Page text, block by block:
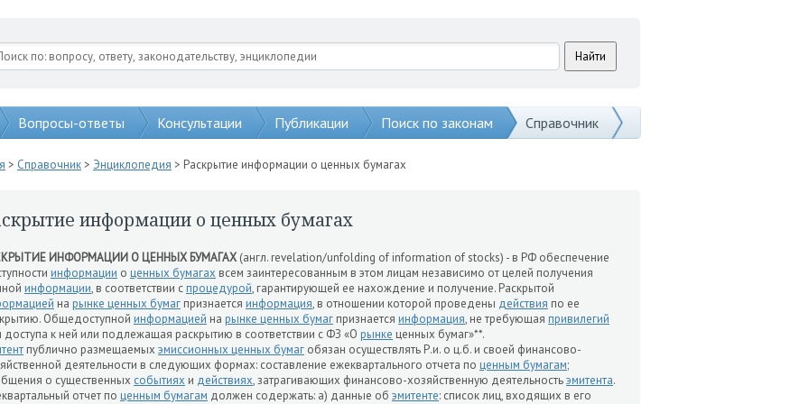
Вопросы-ответы Консультации Публикации Поиск по законам Справочник
> Справочник> Энциклопедия > Раскрытие информации о ценных бумагах
информации о ценных бумагах
ИНФОРМАЦИИ О ЦЕННЫХ БУМАГАХ (англ. revelation/unfolding of information of stocks) - в РФ обеспечение
информации о ценных бумагах всем заинтересованным в этом лицам независимо от целей получения
информации, в соответствии спроцедурой, гарантирующей ее нахождение и получение. Раскрытой
на рынке ценных бумаг признается информация, в отношении которой проведены действия по ее
Общедоступной информацией на рынке ценных бумаг признается информация, не требующая привилегий
доступа к ней или подлежащая раскрытию в соответствии с ФЗ «О рынке ценных бумаг»**.
публично размещаемых эмиссионных ценных бумаг обязан осуществлять Р.и. о ц.б. и своей финансово-
деятельности в следующих формах: составление ежеквартального отчета по ценным бумагам;
о существенных событиях и действиях, затрагивающих финансово-хозяйственную деятельностьэмитента.
отчет по ценным бумагам должен содержать: а) данные об эмитенте: список лиц, входящих в его